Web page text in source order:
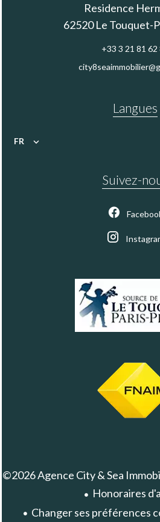
Residence
62520Le Touquet-
+33 3 21 81 62
Langues
FR
Suivez-
©2026 Agence City & Sea
Honoraires
Changer ses préférences